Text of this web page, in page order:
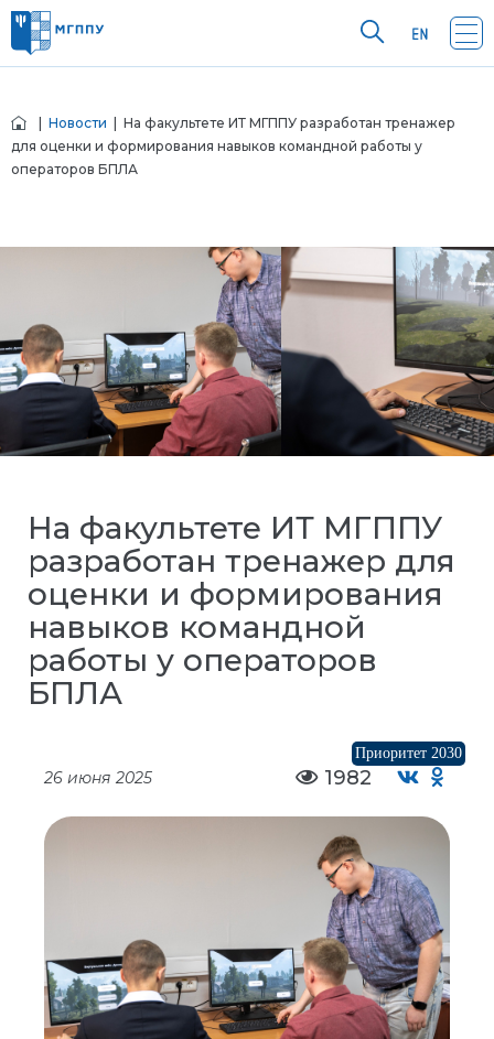
Новости | На факультете ИТ МГППУ разработан тренажер
для оценки и формирования навыков командной работы у
операторов БПЛА
На факультете ИТ МГППУ
разработан тренажер для
оценки и формирования
навыков командной
работы у операторов
БПЛА
Приоритет 2030
26 июня 2025 1982